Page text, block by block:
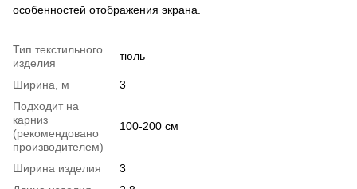
особенностей отображения экрана.
Тип текстильного
изделия
тюль
Ширина, м
3
Подходит на
карниз
(рекомендовано
производителем)
100-200 см
Ширина изделия
3